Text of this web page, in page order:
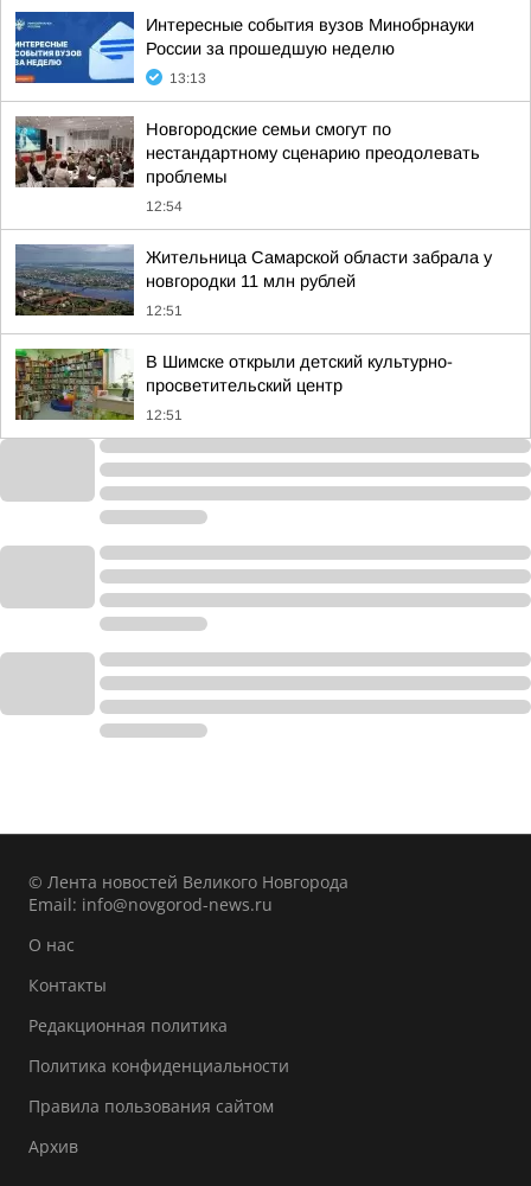
Интересные события вузов Минобрнауки
России за прошедшую неделю
13:13
Новгородские семьи смогут по
нестандартному сценарию преодолевать
проблемы
12:54
Жительница Самарской области забрала у
новгородки 11 млн рублей
12:51
В Шимске открыли детский культурно-
просветительский центр
12:51
© Лента новостей Великого Новгорода
Email: info@novgorod-news.ru
О нас
Контакты
Редакционная политика
Политика конфиденциальности
Правила пользования сайтом
Архив